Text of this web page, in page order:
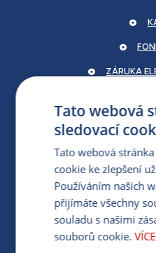
ZÁRUKA
MÁM DOTAZ KE
412
PO-PÁ
Tato webová
sledovací
Tato webová
cookie ke zlepšení
Používáním našich
přijímáte všechny
souladu s našimi
souborů cookie.